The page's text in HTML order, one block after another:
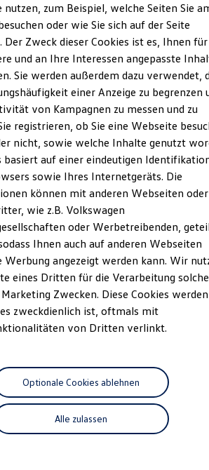
unterwegs
Zuhause
finden
und Lebensdauer
Kauf
Förderung
Konnektivität
Versionen und Updates
Extras
zu Ihrem ID.
R und R Experience
entdecken
Kollektion
Kollektion
Kollektion
kontaktieren
Ansprechpartner
können wir
weiterhelfen?
anfordern
nutzen, zum Beispiel, welche Seiten Sie
oder wie Sie sich auf der Seite
Der Zweck dieser Cookies ist es, Ihnen für
und an Ihre Interessen angepasste
Sie werden außerdem dazu verwendet,
einer Anzeige zu begrenzen
von Kampagnen zu messen und zu
registrieren, ob Sie eine Webseite
nicht, sowie welche Inhalte genutzt
basiert auf einer eindeutigen
sowie Ihres Internetgeräts. Die
können mit anderen Webseiten oder
wie z.B. Volkswagen
oder Werbetreibenden,
Ihnen auch auf anderen Webseiten
Werbung angezeigt werden kann. Wir
eines Dritten für die Verarbeitung
Zwecken. Diese Cookies
zweckdienlich ist, oftmals mit
von Dritten verlinkt.
Alle zulassen
Optionale Cookies ablehnen